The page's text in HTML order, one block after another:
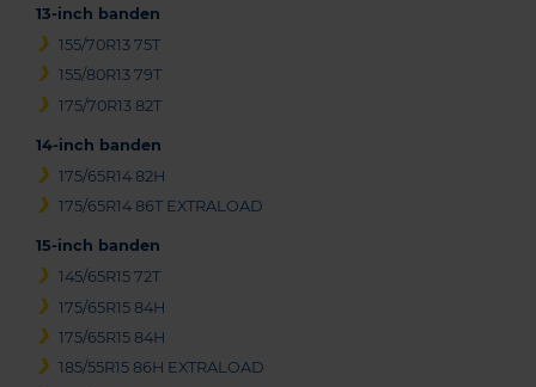
13-inch banden
155/70R13 75T
155/80R13 79T
175/70R13 82T
14-inch banden
175/65R14 82H
175/65R14 86T EXTRALOAD
15-inch banden
145/65R15 72T
175/65R15 84H
175/65R15 84H
185/55R15 86H EXTRALOAD